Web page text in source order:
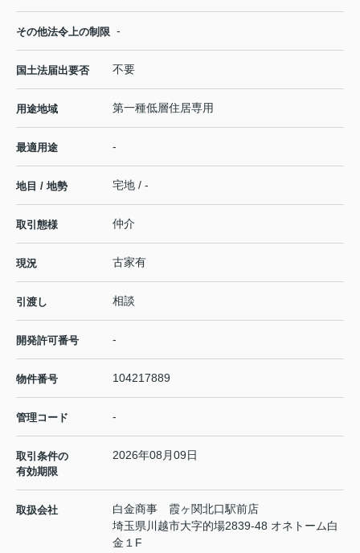
その他法令上の制限 -
国土法届出要否 不要
用途地域 第一種低層住居専用
最適用途 -
地目 / 地勢 宅地 / -
取引態様 仲介
現況 古家有
引渡し 相談
開発許可番号 -
物件番号 104217889
管理コード -
取引条件の
有効期限
2026年08月09日
取扱会社
白金商事 霞ヶ関北口駅前店
埼玉県川越市大字的場2839-48 オネトーム白
金１F